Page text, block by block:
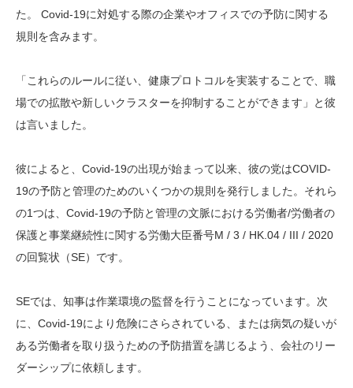
た。 Covid-19に対処する際の企業やオフィスでの予防に関する
規則を含みます。
「これらのルールに従い、健康プロトコルを実装することで、職
場での拡散や新しいクラスターを抑制することができます」と彼
は言いました。
彼によると、Covid-19の出現が始まって以来、彼の党はCOVID-
19の予防と管理のためのいくつかの規則を発行しました。それら
の1つは、Covid-19の予防と管理の文脈における労働者/労働者の
保護と事業継続性に関する労働大臣番号M / 3 / HK.04 / III / 2020
の回覧状（SE）です。
SEでは、知事は作業環境の監督を行うことになっています。次
に、Covid-19により危険にさらされている、または病気の疑いが
ある労働者を取り扱うための予防措置を講じるよう、会社のリー
ダーシップに依頼します。